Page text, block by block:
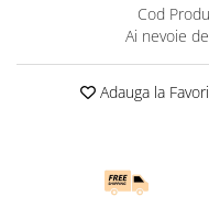
Cod
Ai nevoie
Adauga la